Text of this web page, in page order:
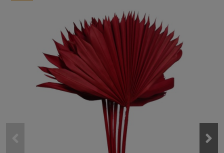
Ordenar las opiniones
5